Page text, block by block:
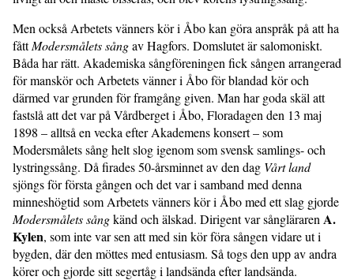
Men också Arbetets vänners kör i Åbo kan göra anspråk på att ha
fåttModersmålets sångav Hagfors. Domslutet är salomoniskt.
Båda har rätt. Akademiska sångföreningen fick sången arrangerad
för manskör och Arbetets vänner i Åbo för blandad kör och
därmed var grunden för framgång given. Man har goda skäl att
fastslå att det var på Vårdberget i Åbo, Floradagen den 13 maj
1898 – alltså en vecka efter Akademens konsert – som
Modersmålets sång helt slog igenom som svensk samlings- och
lystringssång. Då firades 50-årsminnet av den dag Vårt land
sjöngs för första gången och det var i samband med denna
minneshögtid som Arbetets vänners kör i Åbo med ett slag gjorde
Modersmålets sångkänd och älskad. Dirigent var sångläraren A.
Kylen, som inte var sen att med sin kör föra sången vidare ut i
bygden, där den möttes med entusiasm. Så togs den upp av andra
körer och gjorde sitt segertåg i landsända efter landsända.